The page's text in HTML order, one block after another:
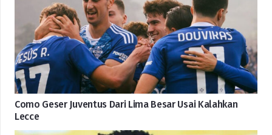
Como Geser Juventus Dari Lima Besar Usai Kalahkan
Lecce